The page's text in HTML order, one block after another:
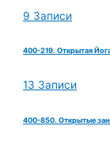
9 Записи
400-219. Открытая
13 Записи
400-850. Открытые